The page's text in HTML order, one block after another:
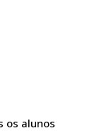
os alunos